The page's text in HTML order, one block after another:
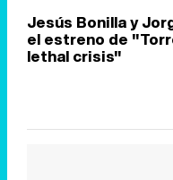
Jesús Bonilla y
el estreno de
lethal crisis"